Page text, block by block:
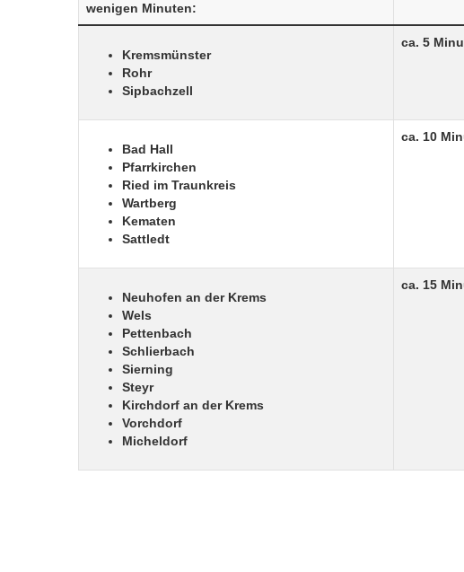
wenigen Minuten:
Kremsmünster
Rohr
Sipbachzell
ca. 5
Bad Hall
Pfarrkirchen
Ried im Traunkreis
Wartberg
Kematen
Sattledt
ca. 10
Neuhofen an der Krems
Wels
Pettenbach
Schlierbach
Sierning
Steyr
Kirchdorf an der Krems
Vorchdorf
Micheldorf
ca. 15